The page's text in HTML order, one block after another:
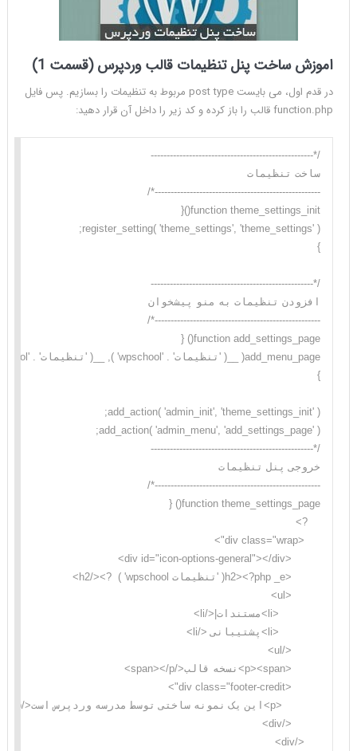
اموزش ساخت پنل تنظیمات قالب وردپرس (قسمت 1)
در قدم اول، می بایست post type مربوط به تنظیمات را بسازیم. پس فایل
function.php قالب را باز کرده و کد زیر را داخل آن قرار دهید:
/*---------------------------------------------------
ساخت تنظیمات
----------------------------------------------------*/
function theme_settings_init(){
}
/*---------------------------------------------------
افزودن تنظیمات به منو پیشخوان
----------------------------------------------------*/
function add_settings_page() {
}
/*---------------------------------------------------
خروجی پنل تنظیمات
----------------------------------------------------*/
function theme_settings_page() {
    ?>
     <div class="wrap">
         <div id="icon-options-general"></div>
         <h2><?php _e( 'تنظیمات wpschool' )  ?></h2>
         <ul>
             <li>مستندات|</li>
             <li>پشتیبانی </li>
         </ul>
         <p><span>نسخه قالب</span></p>
         <div class="footer-credit">
         </div>
     </div>